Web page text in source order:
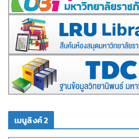
เมนูลิงค์ 2